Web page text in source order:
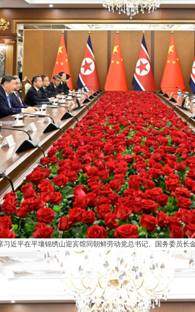
平在平壤锦绣山迎宾馆同朝鲜劳动党总书记、国务委员长